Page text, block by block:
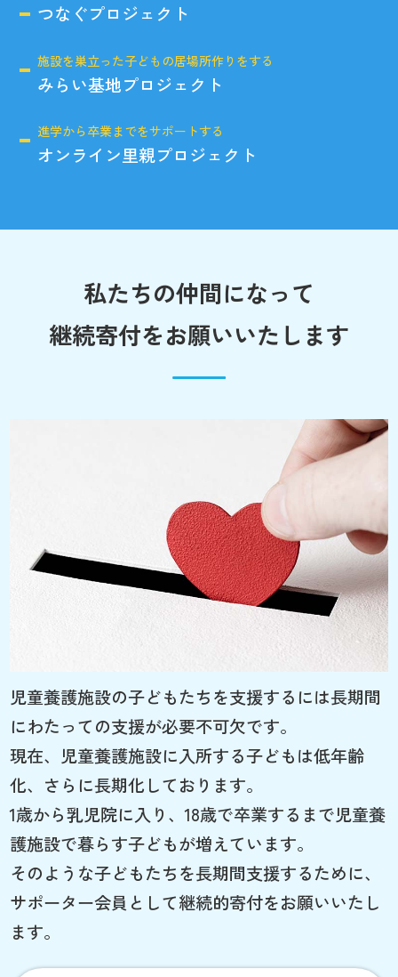
つなぐプロジェクト
施設を巣立った子どもの居場所作りをする
みらい基地プロジェクト
進学から卒業までをサポートする
オンライン里親プロジェクト
私たちの仲間になって
継続寄付をお願いいたします
児童養護施設の子どもたちを支援するには長期間
にわたっての支援が必要不可欠です。
現在、児童養護施設に入所する子どもは低年齢
化、さらに長期化しております。
1歳から乳児院に入り、18歳で卒業するまで児童養
護施設で暮らす子どもが増えています。
そのような子どもたちを長期間支援するために、
サポーター会員として継続的寄付をお願いいたし
ます。